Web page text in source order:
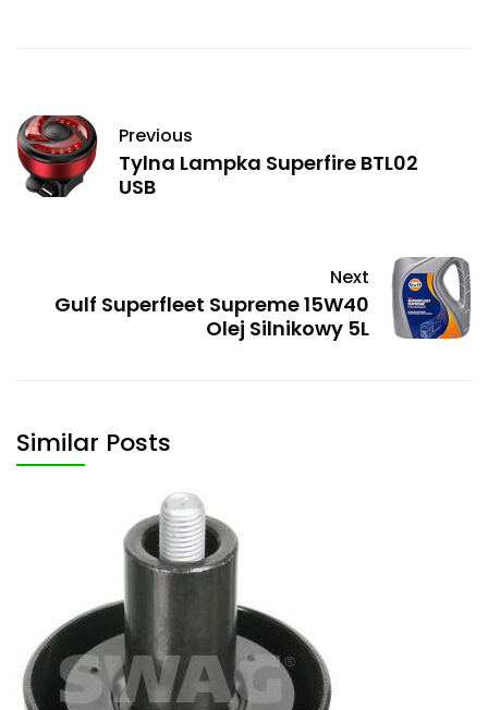
Previous
Tylna Lampka Superfire BTL02
USB
Next
Gulf Superfleet Supreme 15W40
Olej Silnikowy 5L
Similar Posts